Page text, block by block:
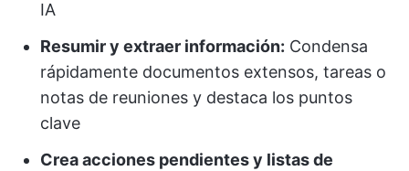
IA
Resumir y extraer información: Condensa
rápidamente documentos extensos, tareas o
notas de reuniones y destaca los puntos
clave
Crea acciones pendientes y listas de